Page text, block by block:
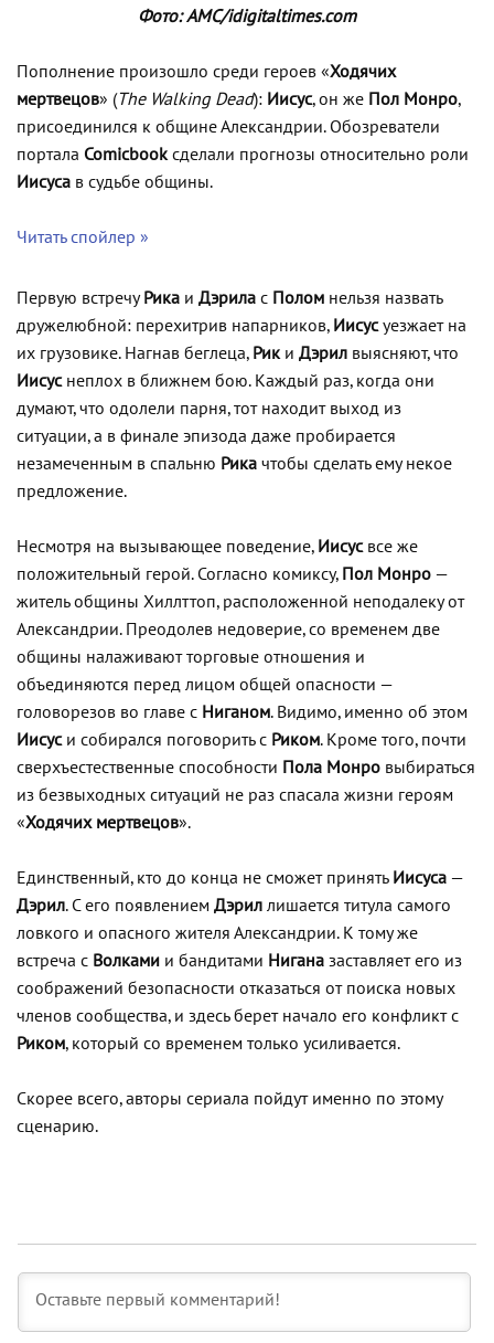
Фото: AMC/idigitaltimes.com
Пополнение произошло среди героев «Ходячих
мертвецов» (The Walking Dead): Иисус, он же Пол Монро,
присоединился к общине Александрии. Обозреватели
портала Comicbookсделали прогнозы относительно роли
Иисуса в судьбе общины.
Читать спойлер »
Первую встречуРика и Дэрила с Полом нельзя назвать
дружелюбной: перехитрив напарников, Иисусуезжает на
их грузовике. Нагнав беглеца, Рики Дэрил выясняют, что
Иисуснеплох в ближнем бою. Каждый раз, когда они
думают, что одолели парня, тот находит выход из
ситуации, а в финале эпизода даже пробирается
незамеченным в спальню Рика чтобы сделать ему некое
предложение.
Несмотря на вызывающее поведение, Иисусвсе же
положительный герой. Согласно комиксу, Пол Монро —
житель общины Хиллттоп, расположенной неподалеку от
Александрии. Преодолев недоверие, со временем две
общины налаживают торговые отношения и
объединяются перед лицом общей опасности —
головорезов во главе с Ниганом. Видимо, именно об этом
Иисуси собирался поговорить с Риком. Кроме того, почти
сверхъестественные способности Пола Монро выбираться
из безвыходных ситуаций не раз спасала жизни героям
«Ходячих мертвецов».
Единственный, кто до конца не сможет принять Иисуса —
Дэрил. С его появлением Дэрил лишается титула самого
ловкого и опасного жителя Александрии. К тому же
встреча с Волками и бандитами Нигана заставляет его из
соображений безопасности отказаться от поиска новых
членов сообщества, и здесь берет начало его конфликт с
Риком, который со временем только усиливается.
Скорее всего, авторы сериала пойдут именно по этому
сценарию.